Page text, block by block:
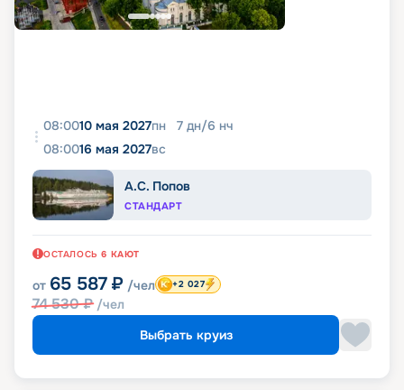
08:0010 мая 2027пн 7 дн/6 нч
08:0016 мая 2027вс
А.С. Попов
СТАНДАРТ
ОСТАЛОСЬ 6 КАЮТ
от 65 587 ₽ /чел
74 530₽ /чел
+2 027
Выбрать круиз